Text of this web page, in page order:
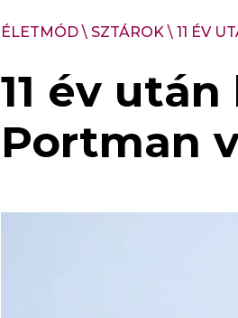
ÉLETMÓD\ SZTÁROK\ 11 ÉV
11 év
Portman